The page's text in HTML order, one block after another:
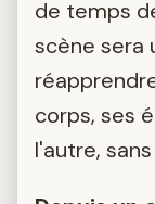
de temps
scène sera
corps, ses
l'autre,